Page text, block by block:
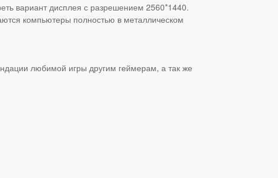
вариант дисплея с разрешением 2560*1440.
компьютеры полностью в металлическом
любимой игры другим геймерам, а так же